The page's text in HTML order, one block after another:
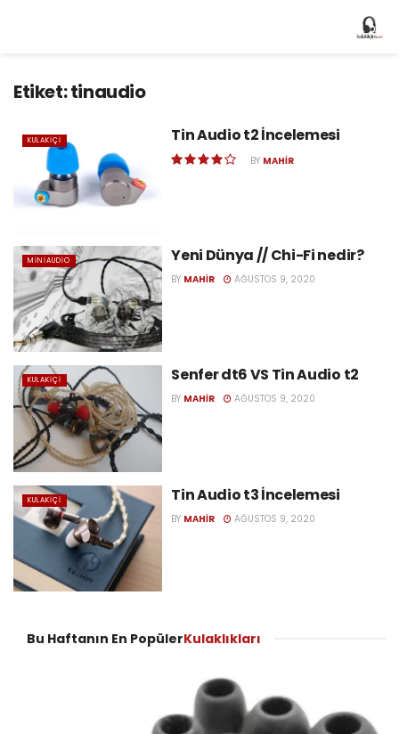
Etiket:tinaudio
KULAKIÇI Tin Audio t2 İncelemesi
BY MAHIR
MINIAUDIO Yeni Dünya // Chi-Fi nedir?
BY MAHIR AĞUSTOS 9, 2020
KULAKIÇI Senfer dt6 VS Tin Audio t2
BY MAHIR AĞUSTOS 9, 2020
KULAKIÇI Tin Audio t3 İncelemesi
BY MAHIR AĞUSTOS 9, 2020
Bu Haftanın En PopülerKulaklıkları